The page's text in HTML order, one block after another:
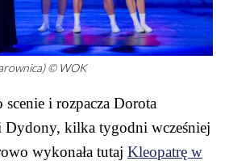
© WOK
i rozpacza Dorota
Dydony, kilka tygodni wcześniej
wykonała tutaj Kleopatrę w